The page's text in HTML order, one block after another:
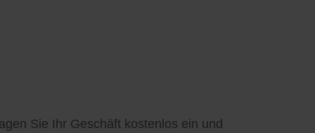
Sie Ihr Geschäft kostenlos ein und